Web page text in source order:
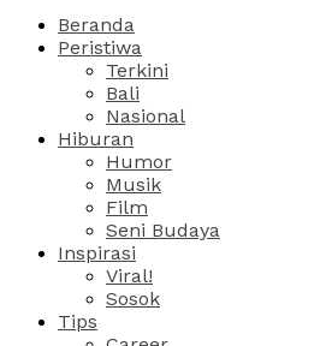
Beranda
Peristiwa
Terkini
Bali
Nasional
Hiburan
Humor
Musik
Film
Seni Budaya
Inspirasi
Viral!
Sosok
Tips